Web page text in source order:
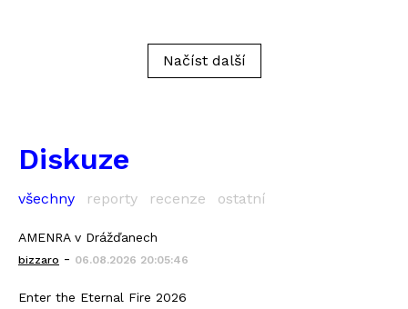
Načíst další
Diskuze
všechny reporty recenze ostatní
AMENRA v Drážďanech
bizzaro - 06.08.2026 20:05:46
Enter the Eternal Fire 2026